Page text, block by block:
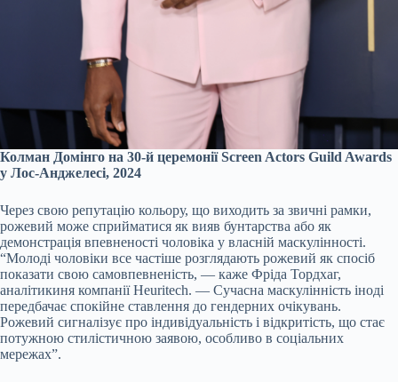
Колман Домінго на 30-й церемонії Screen Actors Guild Awards
у Лос-Анджелесі, 2024
Через свою репутацію кольору, що виходить за звичні рамки,
рожевий може сприйматися як вияв бунтарства або як
демонстрація впевненості чоловіка у власній маскулінності.
“Молоді чоловіки все частіше розглядають рожевий як спосіб
показати свою самовпевненість, — каже Фріда Тордхаг,
аналітикиня компанії Heuritech. — Сучасна маскулінність іноді
передбачає спокійне ставлення до гендерних очікувань.
Рожевий сигналізує про індивідуальність і відкритість, що стає
потужною стилістичною заявою, особливо в соціальних
мережах”.